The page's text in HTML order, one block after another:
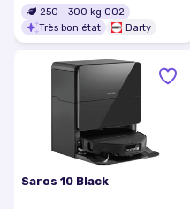
250 - 300 kg CO2
Très bon état
Darty
Saros 10 Black